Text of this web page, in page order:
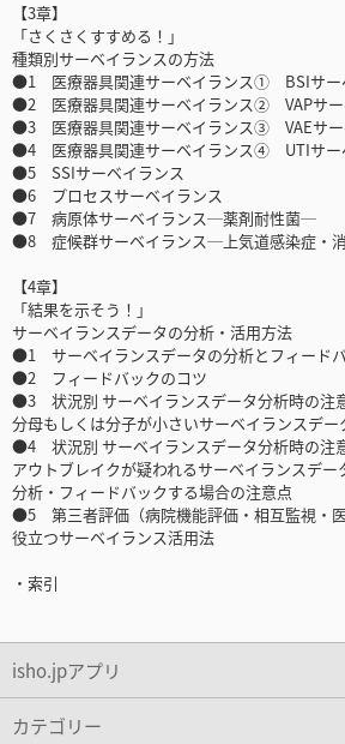
【3章】
「さくさくすすめる！」
種類別サーベイランスの方法
●1 医療器具関連サーベイランス① BSIサー
●2 医療器具関連サーベイランス② VAPサー
●3 医療器具関連サーベイランス③ VAEサー
●4 医療器具関連サーベイランス④ UTIサー
●5 SSIサーベイランス
●6 プロセスサーベイランス
●7 病原体サーベイランス─薬剤耐性菌─
●8 症候群サーベイランス─上気道感染症・
【4章】
「結果を示そう！」
サーベイランスデータの分析・活用方法
●1 サーベイランスデータの分析とフィード
●2 フィードバックのコツ
●3 状況別 サーベイランスデータ分析時の注
分母もしくは分子が小さいサーベイランスデー
●4 状況別 サーベイランスデータ分析時の注
アウトブレイクが疑われるサーベイランスデー
分析・フィードバックする場合の注意点
●5 第三者評価（病院機能評価・相互監視・
役立つサーベイランス活用法
・索引
isho.jpアプリ
カテゴリー